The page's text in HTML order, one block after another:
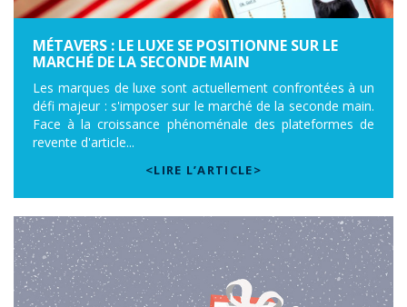
MÉTAVERS : LE LUXE SE POSITIONNE SUR LE
MARCHÉ DE LA SECONDE MAIN
Les marques de luxe sont actuellement confrontées à un
défi majeur : s'imposer sur le marché de la seconde main.
Face à la croissance phénoménale des plateformes de
revente d'article...
<LIRE L’ARTICLE>